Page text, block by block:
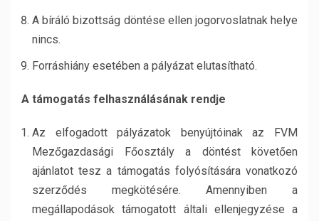
A bíráló bizottság döntése ellen jogorvoslatnak helye
nincs.
Forráshiány esetében a pályázat elutasítható.
A támogatás felhasználásának rendje
Az elfogadott pályázatok benyújtóinak az FVM
Mezőgazdasági Főosztály a döntést követően
ajánlatot tesz a támogatás folyósítására vonatkozó
szerződés megkötésére. Amennyiben a
megállapodások támogatott általi ellenjegyzése a